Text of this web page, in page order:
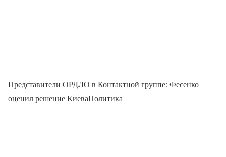
Представители ОРДЛО в Контактной группе: Фесенко
оценил решение КиеваПолитика